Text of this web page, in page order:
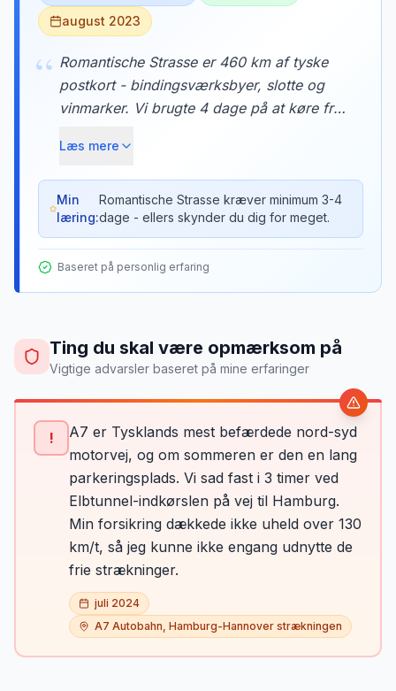
august 2023
“ Romantische Strasse er 460 km af tyske
postkort - bindingsværksbyer, slotte og
vinmarker. Vi brugte 4 dage på at køre fra
overnatninger i Rothenburg ob der Tauber
og Dinkelsbühl. Hver landsby var som at
træde ind i et eventyr.
Læs mere
Min
læring:
Romantische Strasse kræver minimum 3-4
dage - ellers skynder du dig for meget.
Baseret på personlig erfaring
Ting du skal være opmærksom på
Vigtige advarsler baseret på mine erfaringer
!
A7 er Tysklands mest befærdede nord-syd
motorvej, og om sommeren er den en lang
parkeringsplads. Vi sad fast i 3 timer ved
Elbtunnel-indkørslen på vej til Hamburg.
Min forsikring dækkede ikke uheld over 130
km/t, så jeg kunne ikke engang udnytte de
frie strækninger.
juli 2024
A7 Autobahn, Hamburg-Hannover strækningen